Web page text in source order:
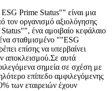
Prime Status"" είναι μια
τον οργανισμό αξιολόγησης
ένα αμοιβαίο κεφάλαιο
ένα σταθμισμένο ""ESG
επίσης να υπερβαίνει
αποκλεισμού.Σε αυτά
σημεία σε σχέση με
επίπεδο αμφιλεγόμενης
των εταιρειών έχουν